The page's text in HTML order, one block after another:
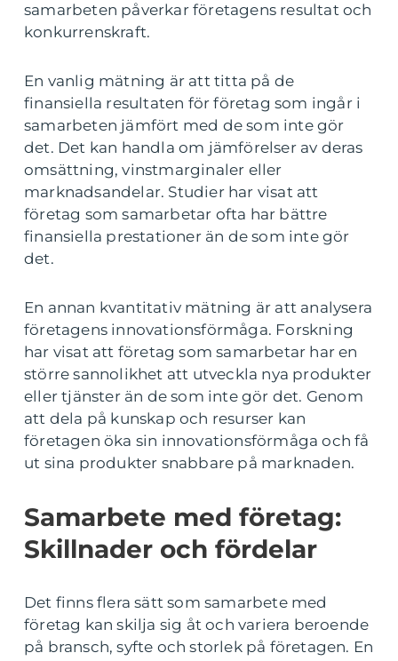
samarbeten påverkar företagens resultat och
konkurrenskraft.
En vanlig mätning är att titta på de
finansiella resultaten för företag som ingår i
samarbeten jämfört med de som inte gör
det. Det kan handla om jämförelser av deras
omsättning, vinstmarginaler eller
marknadsandelar. Studier har visat att
företag som samarbetar ofta har bättre
finansiella prestationer än de som inte gör
det.
En annan kvantitativ mätning är att analysera
företagens innovationsförmåga. Forskning
har visat att företag som samarbetar har en
större sannolikhet att utveckla nya produkter
eller tjänster än de som inte gör det. Genom
att dela på kunskap och resurser kan
företagen öka sin innovationsförmåga och få
ut sina produkter snabbare på marknaden.
Samarbete med företag:
Skillnader och fördelar
Det finns flera sätt som samarbete med
företag kan skilja sig åt och variera beroende
på bransch, syfte och storlek på företagen. En